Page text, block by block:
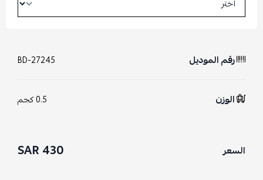
رقم الموديل BD-27245
الوزن 0.5 كجم
السعر 430 SAR